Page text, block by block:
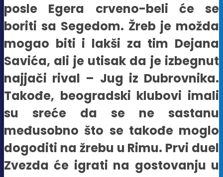
posle Egera crveno-beli će se
boriti sa Segedom. Žreb je možda
mogao biti i lakši za tim Dejana
Savića, ali je utisak da je izbegnut
najjači rival – Jug iz Dubrovnika.
Takođe, beogradski klubovi imali
su sreće da se ne sastanu
međusobno što se takođe moglo
dogoditi na žrebu u Rimu. Prvi duel
Zvezda će igrati na gostovanju u